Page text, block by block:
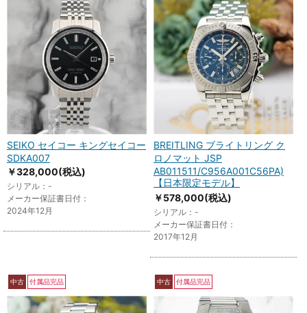
SEIKO セイコー キングセイコー
SDKA007
￥328,000(税込)
シリアル：-
メーカー保証書日付：
2024年12月
BREITLING ブライトリング ク
ロノマット JSP
AB011511/C956A001C56PA)
【日本限定モデル】
￥578,000(税込)
シリアル：-
メーカー保証書日付：
2017年12月
中古 付属品完品 中古 付属品完品